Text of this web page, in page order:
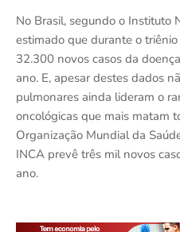
No Brasil, segundo o Instituto
estimado que durante o
32.300 novos casos da
ano. E, apesar destes dados
pulmonares ainda lideram o
oncológicas que mais matam
Organização Mundial da
INCA prevê três mil novos
ano.